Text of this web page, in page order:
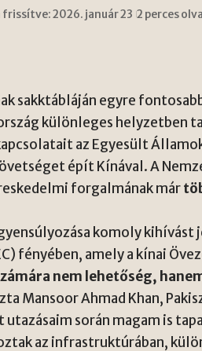
2026. január 23 2 perces
sakktábláján egyre
különleges helyzetben
az Egyesült
épít Kínával. A
forgalmának már
komoly
fényében, amely a kínai
nem lehetőség,
Mansoor Ahmad Khan,
során magam is
az infrastruktúrában,